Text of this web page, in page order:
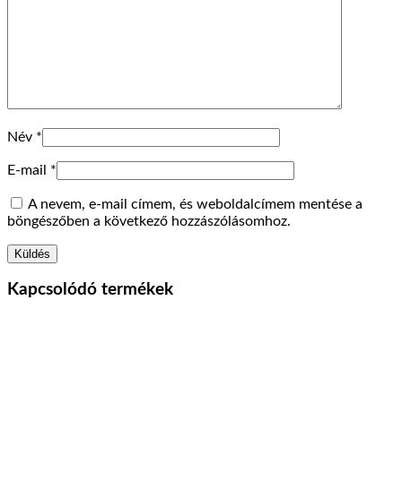
Név *
E-mail *
A nevem, e-mail címem, és weboldalcímem mentése a
böngészőben a következő hozzászólásomhoz.
Kapcsolódó termékek